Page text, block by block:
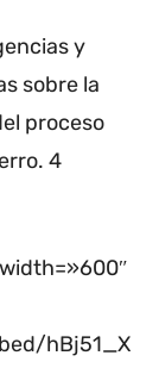
y
sobre la
proceso
4
hBj51_X